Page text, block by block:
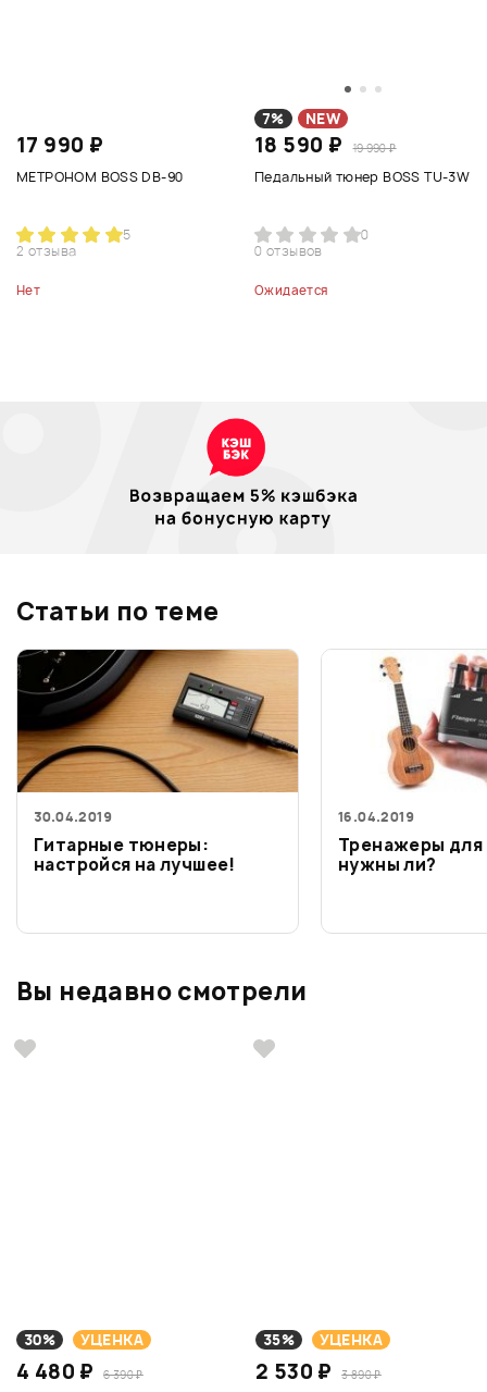
17 990 ₽
МЕТРОНОМ BOSS DB-90
5
2 отзыва
Нет
7% NEW
18 590 ₽ 19 990 ₽
Педальный тюнер BOSS TU-3W
0
0 отзывов
Ожидается
Статьи по теме
30.04.2019
Гитарные тюнеры:
настройся на лучшее!
16.04.2019
Тренажеры для
нужны ли?
Вы недавно смотрели
30% УЦЕНКА
4 480 ₽ 6 390 ₽
35% УЦЕНКА
2 530 ₽ 3 890 ₽